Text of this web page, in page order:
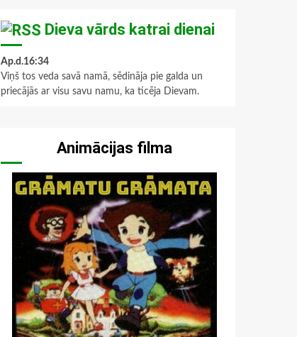
Dieva vārds katrai dienai
Ap.d.16:34
Viņš tos veda savā namā, sēdināja pie galda un
priecājās ar visu savu namu, ka ticēja Dievam.
Animācijas filma